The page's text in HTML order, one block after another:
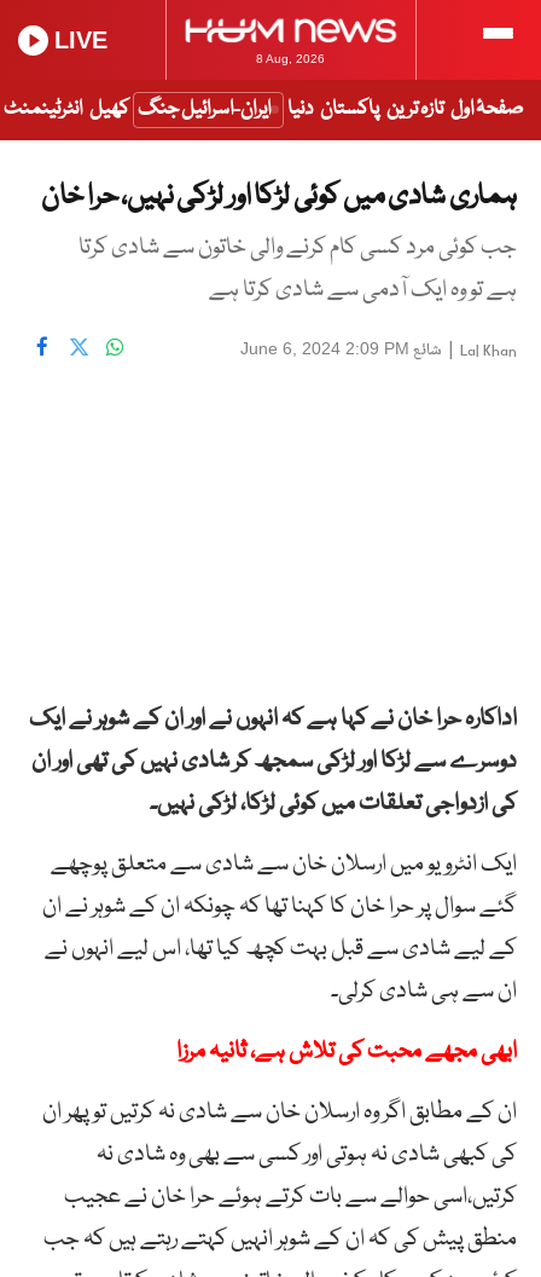
8 Aug, 2026
LIVE
صفحۂ اول تازہ ترین پاکستان دنیا ایران-اسرائیل جنگ کھیل انٹرٹینمنٹ
ہماری شادی میں کوئی لڑکا اور لڑکی نہیں، حرا خان
جب کوئی مرد کسی کام کرنے والی خاتون سے شادی کرتا
ہے تو وہ ایک آدمی سے شادی کرتا ہے
Lal Khan
| شائع June 6, 2024 2:09 PM
اداکارہ حرا خان نے کہا ہے کہ انہوں نے اور ان کے شوہر نے ایک
دوسرے سے لڑکا اور لڑکی سمجھ کر شادی نہیں کی تھی اور ان
کی ازدواجی تعلقات میں کوئی لڑکا، لڑکی نہیں۔
ایک انٹرویو میں ارسلان خان سے شادی سے متعلق پوچھے
گئے سوال پر حرا خان کا کہنا تھا کہ چونکہ ان کے شوہر نے ان
کے لیے شادی سے قبل بہت کچھ کیا تھا، اس لیے انہوں نے
ان سے ہی شادی کرلی۔
ابھی مجھے محبت کی تلاش ہے، ثانیہ مرزا
ان کے مطابق اگر وہ ارسلان خان سے شادی نہ کرتیں تو پھر ان
کی کبھی شادی نہ ہوتی اور کسی سے بھی وہ شادی نہ
کرتیں،اسی حوالے سے بات کرتے ہوئے حرا خان نے عجیب
منطق پیش کی کہ ان کے شوہر انہیں کہتے رہتے ہیں کہ جب